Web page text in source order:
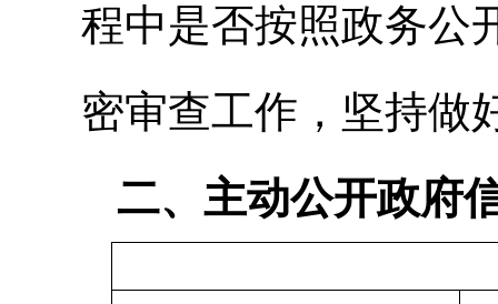
程中是否按照政务公
密审查工作，坚持做
二、主动公开政府